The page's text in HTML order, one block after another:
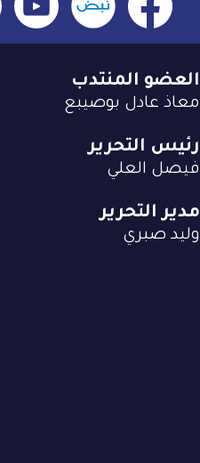
العضو المنتدب
معاذ عادل بوصيبع
رئيس التحرير
فيصل العلي
مدير التحرير
وليد صبري